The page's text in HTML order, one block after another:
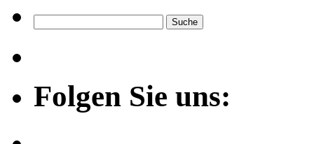
Folgen Sie uns: